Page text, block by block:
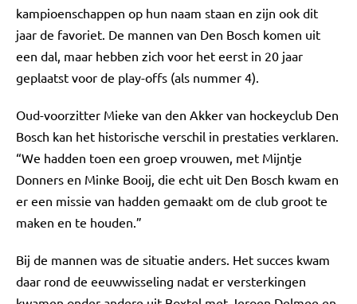
kampioenschappen op hun naam staan en zijn ook dit
jaar de favoriet. De mannen van Den Bosch komen uit
een dal, maar hebben zich voor het eerst in 20 jaar
geplaatst voor de play-offs (als nummer 4).
Oud-voorzitter Mieke van den Akker van hockeyclub Den
Bosch kan het historische verschil in prestaties verklaren.
“We hadden toen een groep vrouwen, met Mijntje
Donners en Minke Booij, die echt uit Den Bosch kwam en
er een missie van hadden gemaakt om de club groot te
maken en te houden.”
Bij de mannen was de situatie anders. Het succes kwam
daar rond de eeuwwisseling nadat er versterkingen